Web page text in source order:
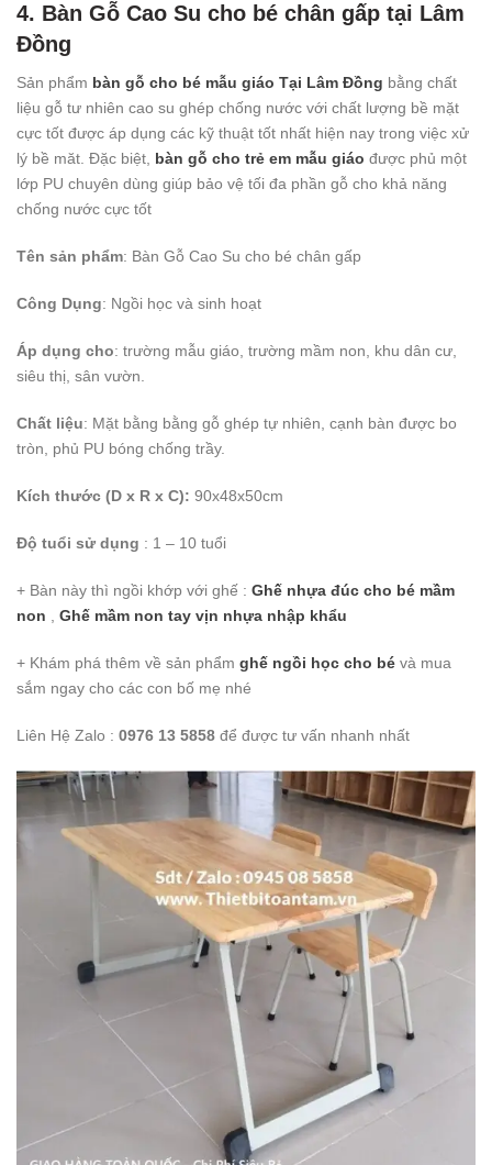
4. Bàn Gỗ Cao Su cho bé chân gấp tại Lâm
Đồng
Sản phẩm bàn gỗ cho bé mẫu giáo Tại Lâm Đồng bằng chất
liệu gỗ tư nhiên cao su ghép chống nước với chất lượng bề mặt
cực tốt được áp dụng các kỹ thuật tốt nhất hiện nay trong việc xử
lý bề măt. Đặc biệt, bàn gỗ cho trẻ em mẫu giáo được phủ một
lớp PU chuyên dùng giúp bảo vệ tối đa phần gỗ cho khả năng
chống nước cực tốt
Tên sản phẩm: Bàn Gỗ Cao Su cho bé chân gấp
Công Dụng: Ngồi học và sinh hoạt
Áp dụng cho: trường mẫu giáo, trường mầm non, khu dân cư,
siêu thị, sân vườn.
Chất liệu: Mặt bằng bằng gỗ ghép tự nhiên, cạnh bàn được bo
tròn, phủ PU bóng chống trầy.
Kích thước (D x R x C): 90x48x50cm
Độ tuổi sử dụng : 1 – 10 tuổi
+ Bàn này thì ngồi khớp với ghế : Ghế nhựa đúc cho bé mầm
non
Ghế mầm non tay vịn nhựa nhập khẩu
+ Khám phá thêm về sản phẩm ghế ngồi học cho bé và mua
sắm ngay cho các con bố mẹ nhé
Liên Hệ Zalo : 0976 13 5858 để được tư vấn nhanh nhất